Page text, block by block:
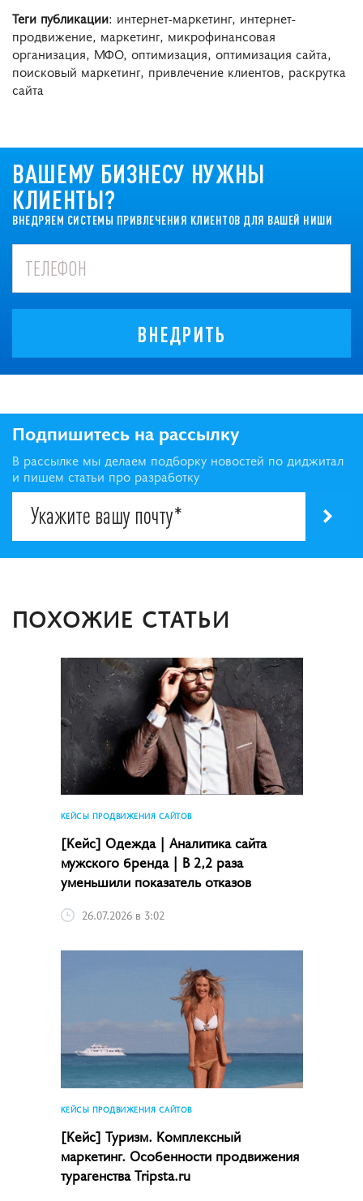
Теги публикации: интернет-маркетинг, интернет-
продвижение, маркетинг, микрофинансовая
организация, МФО, оптимизация, оптимизация сайта,
поисковый маркетинг, привлечение клиентов, раскрутка
сайта
ВАШЕМУ БИЗНЕСУ НУЖНЫ
КЛИЕНТЫ?
ВНЕДРЯЕМ СИСТЕМЫ ПРИВЛЕЧЕНИЯ КЛИЕНТОВ ДЛЯ ВАШЕЙ НИШИ
ВНЕДРИТЬ
Подпишитесь на рассылку
В рассылке мы делаем подборку новостей по диджитал
и пишем статьи про разработку
ПОХОЖИЕ СТАТЬИ
КЕЙСЫ ПРОДВИЖЕНИЯ САЙТОВ
[Кейс] Одежда | Аналитика сайта
мужского бренда | В 2,2 раза
уменьшили показатель отказов
26.07.2026 в 3:02
КЕЙСЫ ПРОДВИЖЕНИЯ САЙТОВ
[Кейс] Туризм. Комплексный
маркетинг. Особенности продвижения
турагенства Tripsta.ru